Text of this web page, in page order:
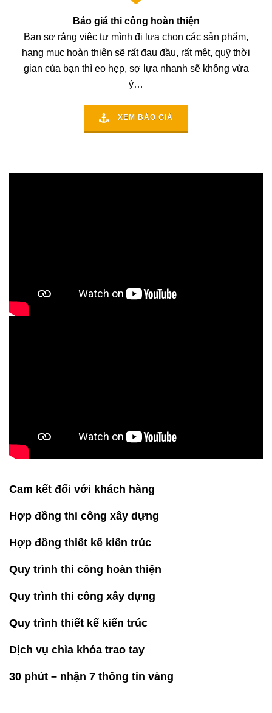
Báo giá thi công hoàn thiện
Bạn sợ rằng việc tự mình đi lựa chọn các sản phẩm,
hạng mục hoàn thiện sẽ rất đau đầu, rất mệt, quỹ thời
gian của bạn thì eo hẹp, sợ lựa nhanh sẽ không vừa
ý…
XEM BÁO GIÁ
Cam kết đối với khách hàng
Hợp đồng thi công xây dựng
Hợp đồng thiết kế kiến trúc
Quy trình thi công hoàn thiện
Quy trình thi công xây dựng
Quy trình thiết kế kiến trúc
Dịch vụ chìa khóa trao tay
30 phút – nhận 7 thông tin vàng